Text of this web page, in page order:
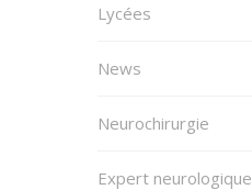
Lycées
News
Neurochirurgie
Expert neurologique